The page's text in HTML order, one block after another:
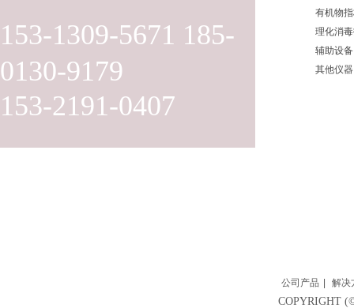
153-1309-5671 185-
0130-9179
153-2191-0407
有机物
理化消
辅助设备
其他仪器
公司产品 解决
COPYRIGHT